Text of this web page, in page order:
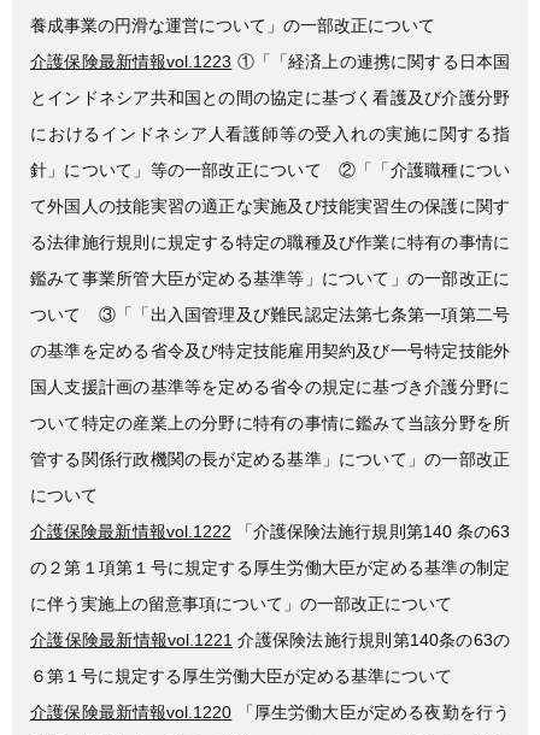
養成事業の円滑な運営について」の一部改正について
介護保険最新情報vol.1223 ①「「経済上の連携に関する日本国
とインドネシア共和国との間の協定に基づく看護及び介護分野
におけるインドネシア人看護師等の受入れの実施に関する指
針」について」等の一部改正について ②「「介護職種につい
て外国人の技能実習の適正な実施及び技能実習生の保護に関す
る法律施行規則に規定する特定の職種及び作業に特有の事情に
鑑みて事業所管大臣が定める基準等」について」の一部改正に
ついて ③「「出入国管理及び難民認定法第七条第一項第二号
の基準を定める省令及び特定技能雇用契約及び一号特定技能外
国人支援計画の基準等を定める省令の規定に基づき介護分野に
ついて特定の産業上の分野に特有の事情に鑑みて当該分野を所
管する関係行政機関の長が定める基準」について」の一部改正
について
介護保険最新情報vol.1222 「介護保険法施行規則第140 条の63
の２第１項第１号に規定する厚生労働大臣が定める基準の制定
に伴う実施上の留意事項について」の一部改正について
介護保険最新情報vol.1221 介護保険法施行規則第140条の63の
６第１号に規定する厚生労働大臣が定める基準について
介護保険最新情報vol.1220 「厚生労働大臣が定める夜勤を行う